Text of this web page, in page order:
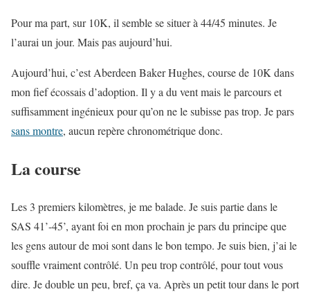
Pour ma part, sur 10K, il semble se situer à 44/45 minutes. Je
l’aurai un jour. Mais pas aujourd’hui.
Aujourd’hui, c’est Aberdeen Baker Hughes, course de 10K dans
mon fief écossais d’adoption. Il y a du vent mais le parcours et
suffisamment ingénieux pour qu’on ne le subisse pas trop. Je pars
sans montre, aucun repère chronométrique donc.
La course
Les 3 premiers kilomètres, je me balade. Je suis partie dans le
SAS 41’-45’, ayant foi en mon prochain je pars du principe que
les gens autour de moi sont dans le bon tempo. Je suis bien, j’ai le
souffle vraiment contrôlé. Un peu trop contrôlé, pour tout vous
dire. Je double un peu, bref, ça va. Après un petit tour dans le port